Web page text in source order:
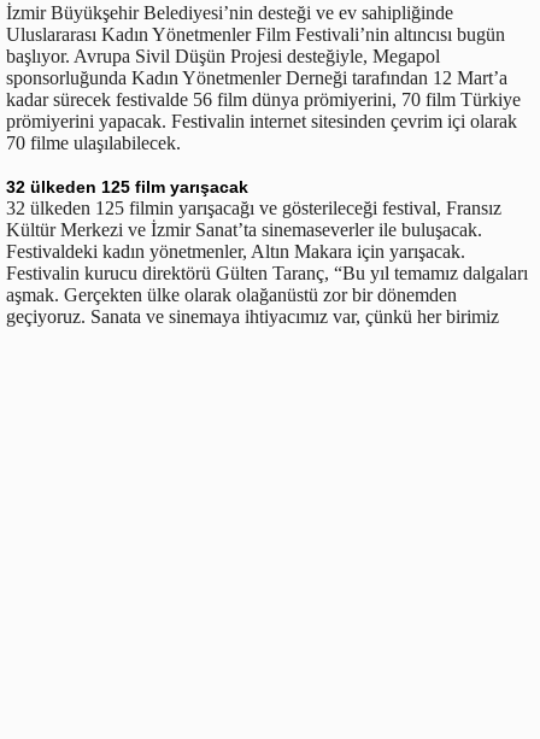
İzmir Büyükşehir Belediyesi’nin desteği ve ev sahipliğinde
Uluslararası Kadın Yönetmenler Film Festivali’nin altıncısı bugün
başlıyor. Avrupa Sivil Düşün Projesi desteğiyle, Megapol
sponsorluğunda Kadın Yönetmenler Derneği tarafından 12 Mart’a
kadar sürecek festivalde 56 film dünya prömiyerini, 70 film Türkiye
prömiyerini yapacak. Festivalin internet sitesinden çevrim içi olarak
70 filme ulaşılabilecek.
32 ülkeden 125 film yarışacak
32 ülkeden 125 filmin yarışacağı ve gösterileceği festival, Fransız
Kültür Merkezi ve İzmir Sanat’ta sinemaseverler ile buluşacak.
Festivaldeki kadın yönetmenler, Altın Makara için yarışacak.
Festivalin kurucu direktörü Gülten Taranç, “Bu yıl temamız dalgaları
aşmak. Gerçekten ülke olarak olağanüstü zor bir dönemden
geçiyoruz. Sanata ve sinemaya ihtiyacımız var, çünkü her birimiz